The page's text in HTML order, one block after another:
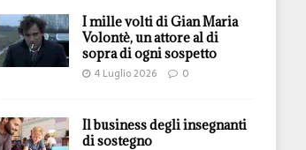
I mille volti di Gian Maria
Volontè, un attore al di
sopra di ogni sospetto
4 Luglio 2026 0
Il business degli insegnanti
di sostegno